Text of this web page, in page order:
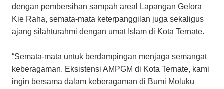
dengan pembersihan sampah areal Lapangan Gelora
Kie Raha, semata-mata keterpanggilan juga sekaligus
ajang silahturahmi dengan umat Islam di Kota Ternate.
“Semata-mata untuk berdampingan menjaga semangat
keberagaman. Eksistensi AMPGM di Kota Ternate, kami
ingin bersama dalam keberagaman di Bumi Moluku